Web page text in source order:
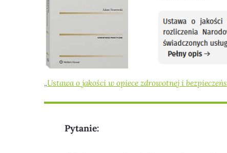
„Ustawa o jakości w opiece zdrowotnej i
Pytanie: